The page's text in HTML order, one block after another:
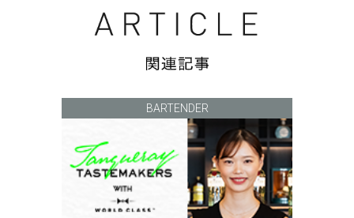
BARTENDER